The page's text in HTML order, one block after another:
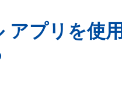
プリを使用